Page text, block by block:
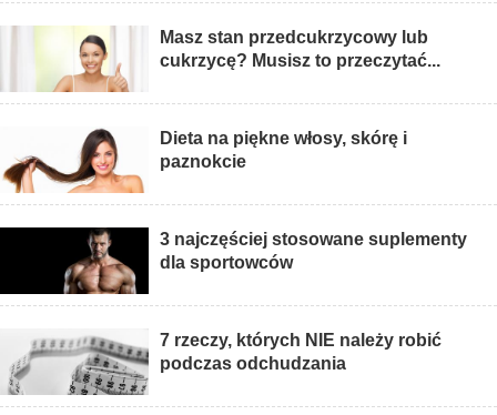
Masz stan przedcukrzycowy lub
cukrzycę? Musisz to przeczytać...
Dieta na piękne włosy, skórę i
paznokcie
3 najczęściej stosowane suplementy
dla sportowców
7 rzeczy, których NIE należy robić
podczas odchudzania